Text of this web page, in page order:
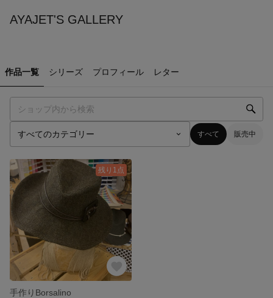
AYAJET'S GALLERY
作品一覧 シリーズ プロフィール レター
すべて 販売中
残り1点
手作りBorsalino